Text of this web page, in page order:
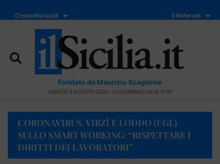
Cronache locali Il Network
Fondato da Maurizio Scaglione
SABATO 8 AGOSTO 2026 - AGGIORNATO ALLE 19:07
CORONAVIRUS, VIRZÌ E LODDO (UGL)
SULLO SMART WORKING: “RISPETTARE I
DIRITTI DEI LAVORATORI”